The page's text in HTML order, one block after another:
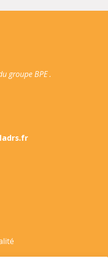
groupe BPE .